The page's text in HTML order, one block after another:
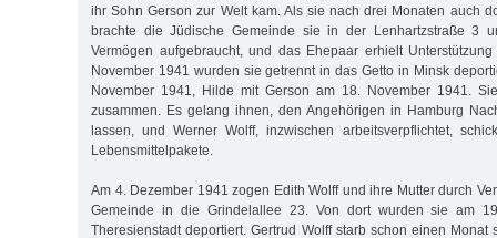
ihr Sohn Gerson zur Welt kam. Als sie nach drei Monaten auch
brachte die Jüdische Gemeinde sie in der Lenhartzstraße 3
Vermögen aufgebraucht, und das Ehepaar erhielt
November 1941 wurden sie getrennt in das Getto in Minsk
November 1941, Hilde mit Gerson am 18. November 1941.
zusammen. Es gelang ihnen, den Angehörigen in Hamburg
lassen, und Werner Wolff, inzwischen arbeitsverpflichtet,
Lebensmittelpakete.
Am 4. Dezember 1941 zogen Edith Wolff und ihre Mutter durch
Gemeinde in die Grindelallee 23. Von dort wurden sie am
Theresienstadt deportiert. Gertrud Wolff starb schon einen Monat